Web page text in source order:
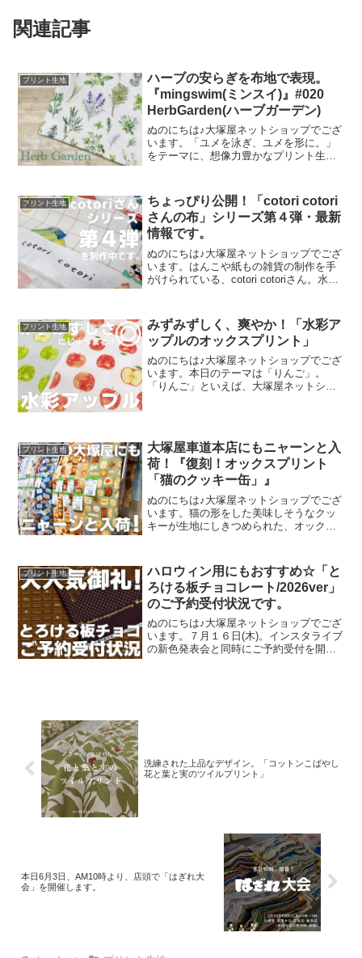
関連記事
プリント生地
ハーブの安らぎを布地で表現。
『mingswim(ミンスイ)』#020
HerbGarden(ハーブガーデン)
ぬのにちは♪大塚屋ネットショップでござ
います。「ユメを泳ぎ、ユメを形に。」
をテーマに、想像力豊かなプリント生地
集ページよりご覧いただけます。＼
mingswi
プリント生地
ちょっぴり公開！「cotori cotori
さんの布」シリーズ第４弾・最新
情報です。
ぬのにちは♪大塚屋ネットショップでござ
います。はんこや紙もの雑貨の制作を手
がけられている、cotori cotoriさん。水彩
開されています。cotori cotori
プリント生地
みずみずしく、爽やか！「水彩ア
ップルのオックスプリント」
ぬのにちは♪大塚屋ネットショップでござ
います。本日のテーマは「りんご」。
「りんご」といえば、大塚屋ネットショ
のオックスプリント」です
プリント生地
大塚屋車道本店にもニャーンと入
荷！『復刻！オックスプリント
「猫のクッキー缶」』
ぬのにちは♪大塚屋ネットショップでござ
います。猫の形をした美味しそうなクッ
キーが生地にしきつめられた、オックス
した。ご予約をくださっていましたお客
様への発送が完了し、現
プリント生地
ハロウィン用にもおすすめ☆「と
ろける板チョコレート/2026ver」
のご予約受付状況です。
ぬのにちは♪大塚屋ネットショップでござ
います。７月１６日(木)。インスタライブ
の新色発表会と同時にご予約受付を開始
洗練された上品なデザイン。「コットンこばやし
花と葉と実のツイルプリント」
本日6月3日、AM10時より、店頭で「はぎれ大
会」を開催します。